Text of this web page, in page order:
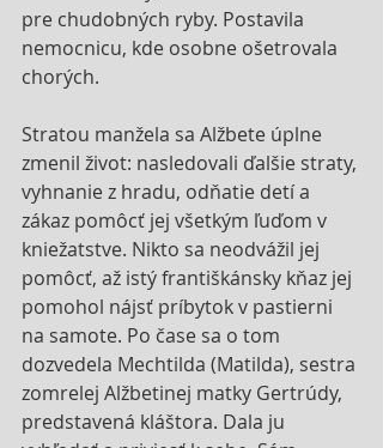
pre chudobných ryby. Postavila
nemocnicu, kde osobne ošetrovala
chorých.
Stratou manžela sa Alžbete úplne
zmenil život: nasledovali ďalšie straty,
vyhnanie z hradu, odňatie detí a
zákaz pomôcť jej všetkým ľuďom v
kniežatstve. Nikto sa neodvážil jej
pomôcť, až istý františkánsky kňaz jej
pomohol nájsť príbytok v pastierni
na samote. Po čase sa o tom
dozvedela Mechtilda (Matilda), sestra
zomrelej Alžbetinej matky Gertrúdy,
predstavená kláštora. Dala ju